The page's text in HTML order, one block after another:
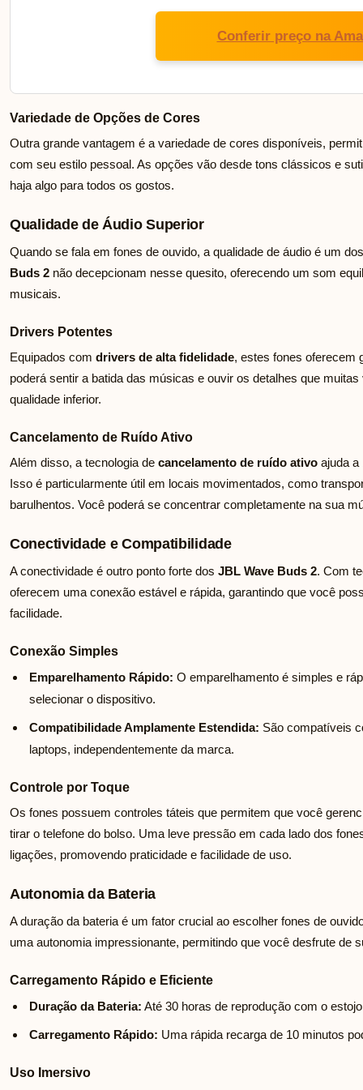
Conferir preço na
Variedade de Opções de Cores
Outra grande vantagem é a variedade de cores disponíveis,
com seu estilo pessoal. As opções vão desde tons clássicos e
haja algo para todos os gostos.
Qualidade de Áudio Superior
Quando se fala em fones de ouvido, a qualidade de áudio é um
Buds 2 não decepcionam nesse quesito, oferecendo um som
musicais.
Drivers Potentes
Equipados com drivers de alta fidelidade, estes fones oferecem
poderá sentir a batida das músicas e ouvir os detalhes que
qualidade inferior.
Cancelamento de Ruído Ativo
Além disso, a tecnologia de cancelamento de ruído ativo ajuda a
Isso é particularmente útil em locais movimentados, como
barulhentos. Você poderá se concentrar completamente na sua
Conectividade e Compatibilidade
A conectividade é outro ponto forte dos JBL Wave Buds 2. Com
oferecem uma conexão estável e rápida, garantindo que você
facilidade.
Conexão Simples
Emparelhamento Rápido: O emparelhamento é simples e
selecionar o dispositivo.
Compatibilidade Amplamente Estendida: São compatíveis
laptops, independentemente da marca.
Controle por Toque
Os fones possuem controles táteis que permitem que você
tirar o telefone do bolso. Uma leve pressão em cada lado dos
ligações, promovendo praticidade e facilidade de uso.
Autonomia da Bateria
A duração da bateria é um fator crucial ao escolher fones de
uma autonomia impressionante, permitindo que você desfrute de
Carregamento Rápido e Eficiente
Duração da Bateria: Até 30 horas de reprodução com o
Carregamento Rápido: Uma rápida recarga de 10 minutos
Uso Imersivo